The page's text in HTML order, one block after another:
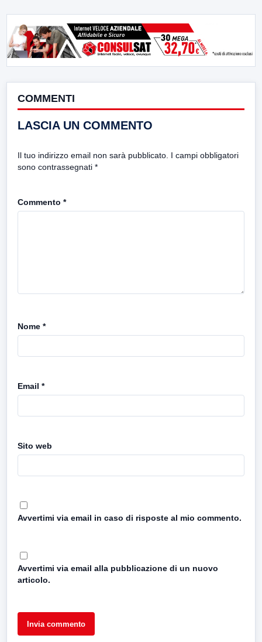
COMMENTI
LASCIA UN COMMENTO
Il tuo indirizzo email non sarà pubblicato. I campi obbligatori
sono contrassegnati *
Commento *
Nome *
Email *
Sito web
Avvertimi via email in caso di risposte al mio commento.
Avvertimi via email alla pubblicazione di un nuovo
articolo.